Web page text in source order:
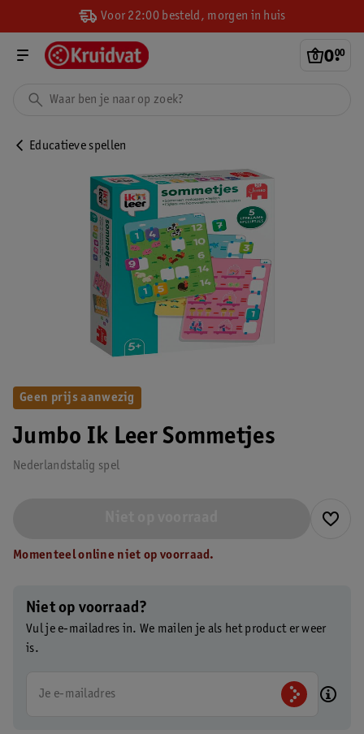
Voor 22:00 besteld, morgen in huis
0.
00
Educatieve spellen
Jumbo Ik Leer Sommetjes
Nederlandstalig spel
Geen prijs aanwezig
Momenteel online niet op voorraad.
Niet op voorraad?
Vul je e-mailadres in. We mailen je als het product er weer
is.
Je e-mailadres